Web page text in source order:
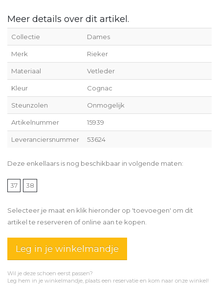
Meer details over dit artikel.
Collectie Dames
Merk Rieker
Materiaal Vetleder
Kleur Cognac
Steunzolen Onmogelijk
Artikelnummer 15939
Leveranciersnummer 53624
Deze enkellaars is nog beschikbaar in volgende maten:
37 38
Selecteer je maat en klik hieronder op 'toevoegen' om dit
artikel te reserveren of online aan te kopen.
Leg in je winkelmandje
Wil je deze schoen eerst passen?
Leg hem in je winkelmandje, plaats een reservatie en kom naar onze winkel!